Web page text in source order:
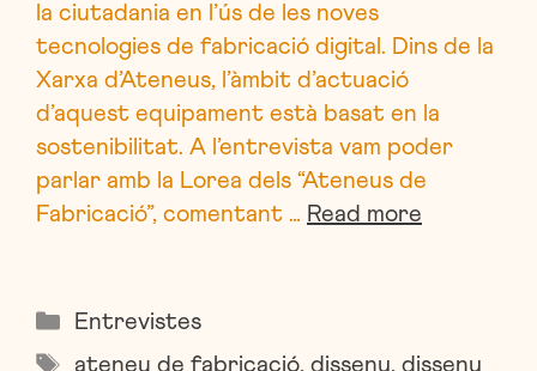
la ciutadania en l’ús de les noves
tecnologies de fabricació digital. Dins de la
Xarxa d’Ateneus, l’àmbit d’actuació
d’aquest equipament està basat en la
sostenibilitat. A l’entrevista vam poder
parlar amb la Lorea dels “Ateneus de
Fabricació”, comentant … Read more
Categories
Entrevistes
Etiquetes
ateneu de fabricació, disseny, disseny